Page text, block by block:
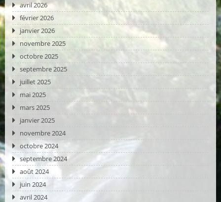
avril 2026
février 2026
janvier 2026
novembre 2025
octobre 2025
septembre 2025
juillet 2025
mai 2025
mars 2025
janvier 2025
novembre 2024
octobre 2024
septembre 2024
août 2024
juin 2024
avril 2024